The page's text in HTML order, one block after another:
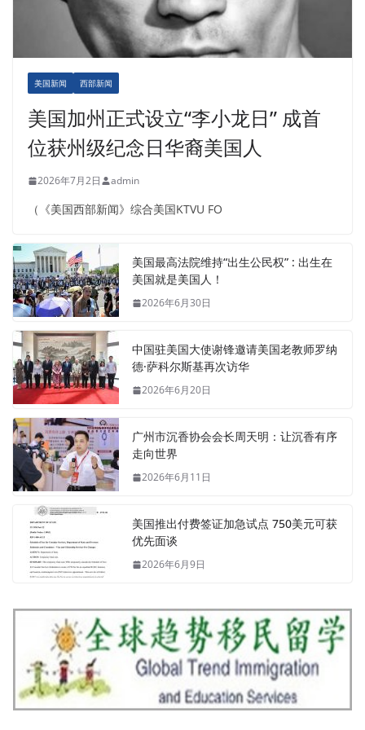
美国新闻 西部新闻
美国加州正式设立“李小龙日” 成首
位获州级纪念日华裔美国人
2026年7月2日 admin
（《美国西部新闻》综合美国KTVU FO
美国最高法院维持“出生公民权” : 出生在
美国就是美国人！
2026年6月30日
中国驻美国大使谢锋邀请美国老教师罗纳
德·萨科尔斯基再次访华
2026年6月20日
广州市沉香协会会长周天明：让沉香有序
走向世界
2026年6月11日
美国推出付费签证加急试点 750美元可获
优先面谈
2026年6月9日